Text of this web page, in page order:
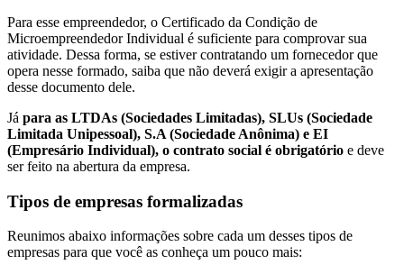
Para esse empreendedor, o Certificado da Condição de
Microempreendedor Individual é suficiente para comprovar sua
atividade. Dessa forma, se estiver contratando um fornecedor que
opera nesse formado, saiba que não deverá exigir a apresentação
desse documento dele.
Já para as LTDAs (Sociedades Limitadas), SLUs (Sociedade
Limitada Unipessoal), S.A (Sociedade Anônima) e EI
(Empresário Individual), o contrato social é obrigatório e deve
ser feito na abertura da empresa.
Tipos de empresas formalizadas
Reunimos abaixo informações sobre cada um desses tipos de
empresas para que você as conheça um pouco mais: